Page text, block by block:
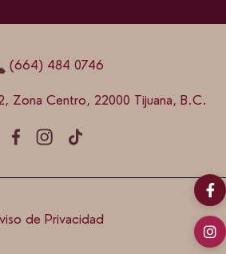
(664) 484 0746
Zona Centro, 22000 Tijuana, B.C.
de Privacidad